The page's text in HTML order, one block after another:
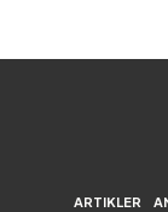
ARTIKLER